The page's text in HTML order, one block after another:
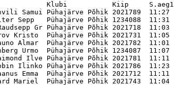
Klubi           Kiip     S.aeg1
Samui Pühajärve Põhik 2021789  11:27
Sepp   Pühajärve Põhik 1234088  11:31
Gr Pühajärve Põhik 2021718  11:03
Kristo  Pühajärve Põhik 2021731  11:05
Almar  Pühajärve Põhik 2021782  11:01
Urmo  Pühajärve Põhik 1234087  11:07
Ilve Pühajärve Põhik 2021781  11:11
Ilinko Pühajärve Põhik 2021786  11:23
Emma  Pühajärve Põhik 2021712  11:11
Mariel  Pühajärve Põhik 2021743  11:04